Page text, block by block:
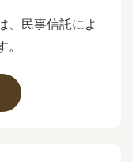
、民事信託によ
。